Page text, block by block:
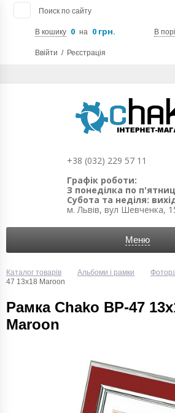
Поиск по сайту
В кошику 0 на 0 грн. В
Ввійти / Реєстрація
+38 (032) 229 57 11
Графік роботи:
З понеділка по
Субота та неділя:
м. Львів, вул Шевченка,
Меню
Каталог товарів Альбоми і рамки
47 13x18 Maroon
Рамка Chako BP-47
Maroon